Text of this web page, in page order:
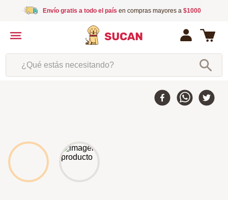
Envío gratis a todo el país en compras mayores a $1000
¿Qué estás necesitando?